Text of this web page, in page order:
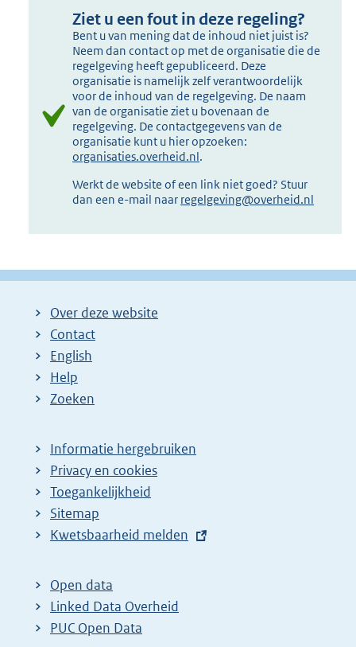
Ziet u een fout in deze regeling?
Bent u van mening dat de inhoud niet juist is?
Neem dan contact op met de organisatie die de
regelgeving heeft gepubliceerd. Deze
organisatie is namelijk zelf verantwoordelijk
voor de inhoud van de regelgeving. De naam
van de organisatie ziet u bovenaan de
regelgeving. De contactgegevens van de
organisatie kunt u hier opzoeken:
organisaties.overheid.nl.
Werkt de website of een link niet goed? Stuur
dan een e-mail naar regelgeving@overheid.nl
Over deze website
Contact
English
Help
Zoeken
Informatie hergebruiken
Privacy en cookies
Toegankelijkheid
Sitemap
E
t
e
r
Kwetsbaarheid melden
Open data
Linked Data Overheid
PUC Open Data